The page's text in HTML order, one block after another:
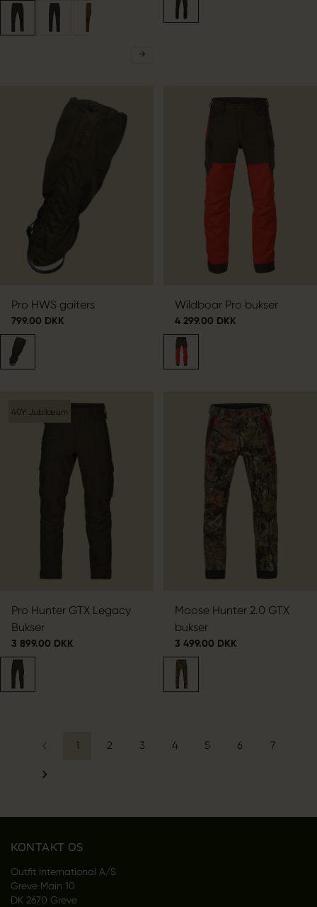
Pro HWS gaiters
799.00 DKK
Wildboar Pro bukser
4 299.00 DKK
40Y Jubilæum
Pro Hunter GTX Legacy
Bukser
3 899.00 DKK
Moose Hunter 2.0 GTX
bukser
3 499.00 DKK
1 2 3 4 5 6 7
KONTAKT OS
Outfit International A/S
Greve Main 10
DK 2670 Greve